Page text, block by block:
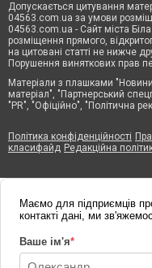
Допускається цитування
04563.com.ua за умови
04563.com.ua - Сайт міста
розміщення прямого,
на цитовані статті не нижче
Порушення виняткових прав
Матеріали з плашками
матеріал", "Партнерський
"PR", "Офіційно", "Політична
Політика конфіденційності
класифайд Редакційна
Маємо для підприємців
контакті дані, ми
Ваше ім'я*